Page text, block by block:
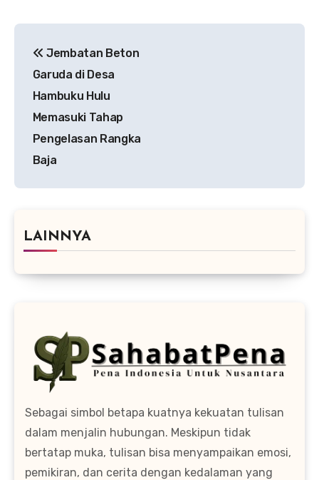
pos
Jembatan Beton
Garuda di Desa
Hambuku Hulu
Memasuki Tahap
Pengelasan Rangka
Baja
LAINNYA
Sebagai simbol betapa kuatnya kekuatan tulisan
dalam menjalin hubungan. Meskipun tidak
bertatap muka, tulisan bisa menyampaikan emosi,
pemikiran, dan cerita dengan kedalaman yang